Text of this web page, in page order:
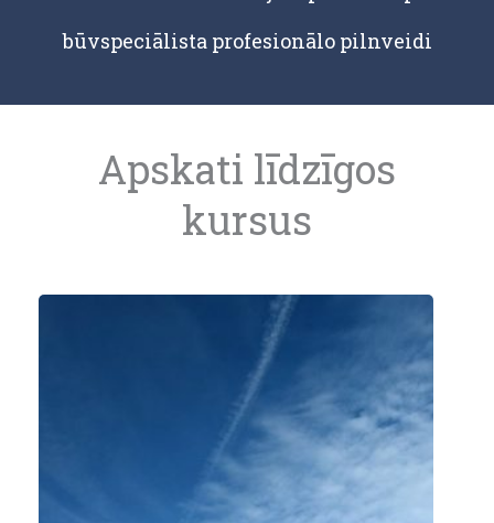
būvspeciālista profesionālo pilnveidi
Apskati līdzīgos
kursus